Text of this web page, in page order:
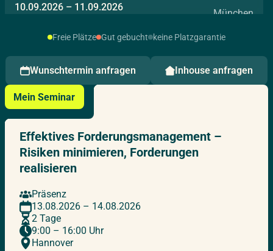
10.09.2026 – 11.09.2026
München
15.09.2026 – 16.09.2026
Dienstag – Mittwoch
Hamburg
Donnerstag – Freitag
Montag – Dienstag
06.10.2026–
Freie Plätze Gut gebucht keine Platzgarantie
Wunschtermin anfragen Inhouse anfragen
Mein Seminar
Effektives Forderungsmanagement –
Risiken minimieren, Forderungen
realisieren
Präsenz
13.08.2026 – 14.08.2026
2 Tage
9:00 – 16:00 Uhr
Hannover